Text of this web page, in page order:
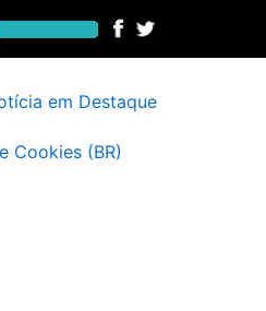
em Destaque
Cookies (BR)